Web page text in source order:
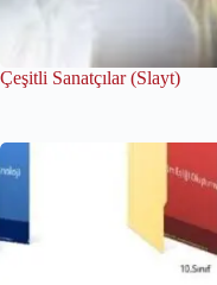
Çeşitli Sanatçılar (Slayt)